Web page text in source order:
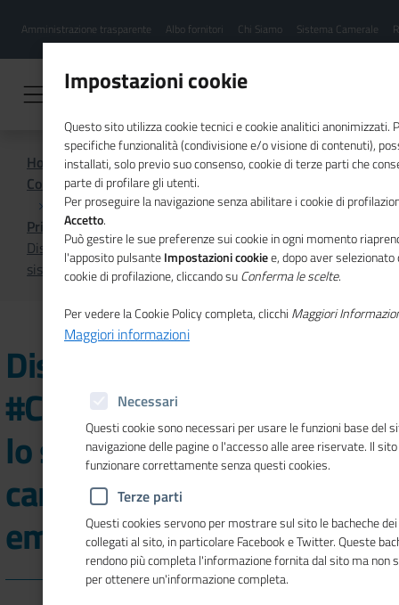
contenuto
Menu
hamburgher
Amministrazione trasparente Albo fornitori Chi Siamo Sistema Camerale
Home
Comunicazione istituzionale per il sistema camerale
Primo Piano
Disponibile #Cameredicommercioflash, lo speciale sul
sistema camerale nel post emergenza sanitaria
Disponibile
lo speciale sul sistema
camerale nel post
emergenza sanitaria
Impostazioni cookie
Questo sito utilizza cookie tecnici e cookie analitici anonimizzati.
specifiche funzionalità (condivisione e/o visione di contenuti),
installati, solo previo suo consenso, cookie di terze parti che
parte di profilare gli utenti.
Per proseguire la navigazione senza abilitare i cookie di
Accetto.
Può gestire le sue preferenze sui cookie in ogni momento
l'apposito pulsanteImpostazioni cookiee, dopo aver
cookie di profilazione, cliccando suConferma le scelte.
Per vedere la Cookie Policy completa, clicchi Maggiori
Maggiori informazioni
Necessari
Questi cookie sono necessari per usare le funzioni base del
navigazione delle pagine o l'accesso alle aree riservate. Il
funzionare correttamente senza questi cookies.
Terze parti
Questi cookies servono per mostrare sul sito le bacheche
collegati al sito, in particolare Facebook e Twitter. Queste
rendono più completa l'informazione fornita dal sito ma non
per ottenere un'informazione completa.